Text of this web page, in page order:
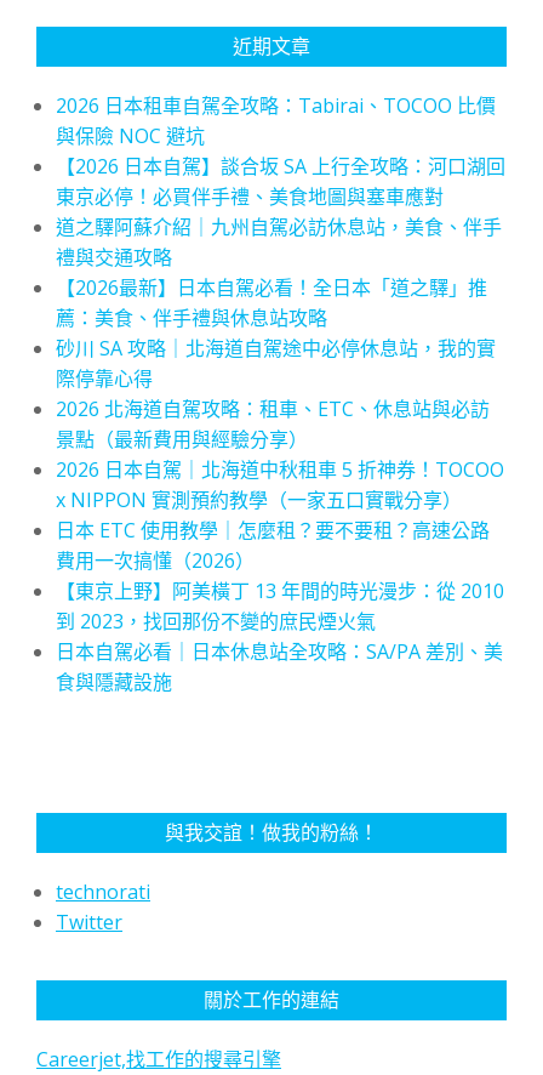
近期文章
2026 日本租車自駕全攻略：Tabirai、TOCOO 比價
與保險 NOC 避坑
【2026 日本自駕】談合坂 SA 上行全攻略：河口湖回
東京必停！必買伴手禮、美食地圖與塞車應對
道之驛阿蘇介紹｜九州自駕必訪休息站，美食、伴手
禮與交通攻略
【2026最新】日本自駕必看！全日本「道之驛」推
薦：美食、伴手禮與休息站攻略
砂川 SA 攻略｜北海道自駕途中必停休息站，我的實
際停靠心得
2026 北海道自駕攻略：租車、ETC、休息站與必訪
景點（最新費用與經驗分享）
2026 日本自駕｜北海道中秋租車 5 折神券！TOCOO
x NIPPON 實測預約教學（一家五口實戰分享）
日本 ETC 使用教學｜怎麼租？要不要租？高速公路
費用一次搞懂（2026）
【東京上野】阿美橫丁 13 年間的時光漫步：從 2010
到 2023，找回那份不變的庶民煙火氣
日本自駕必看｜日本休息站全攻略：SA/PA 差別、美
食與隱藏設施
與我交誼！做我的粉絲！
technorati
Twitter
關於工作的連結
Careerjet,找工作的搜尋引擎